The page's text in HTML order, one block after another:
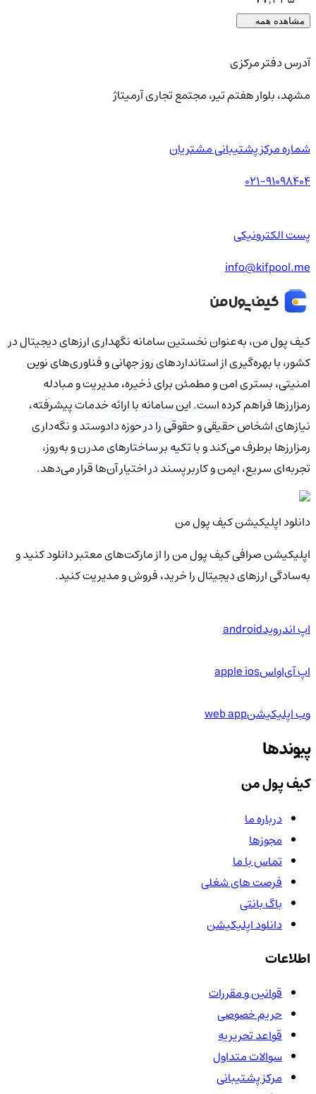
مشاهده همه
آدرس دفتر مرکزی
مشهد، بلوار هفتم تیر، مجتمع تجاری آرمیتاژ
شماره مرکز پشتیبانی مشتریان
021-91098404
پست الکترونیکی
info@kifpool.me
کیف‌ پول من، به‌عنوان نخستین سامانه نگهداری ارزهای دیجیتال در
کشور، با بهره‌گیری از استانداردهای روز جهانی و فناوری‌های نوین
امنیتی، بستری امن و مطمئن برای ذخیره، مدیریت و مبادله
رمزارزها فراهم کرده است. این سامانه با ارائه خدمات پیشرفته،
نیازهای اشخاص حقیقی و حقوقی را در حوزه دادوستد و نگه‌داری
رمزارزها برطرف می‌کند و با تکیه بر ساختارهای مدرن و به‌روز،
تجربه‌ای سریع، ایمن و کاربرپسند در اختیار آن‌ها قرار می‌دهد.
دانلود اپلیکیشن کیف‌ پول من
اپلیکیشن صرافی کیف پول من را از مارکت‌های معتبر دانلود کنید و
به‌سادگی ارزهای دیجیتال را خرید، فروش و مدیریت کنید.
اپ اندرویدandroid
اپ آی‌او‌اسapple ios
وب اپلیکیشنweb app
پیوندها
کیف پول من
درباره ما
مجوزها
تماس با ما
فرصت های شغلی
باگ بانتی
دانلود اپلیکیشن
اطلاعات
قوانین و مقررات
حریم خصوصی
قواعد تحریریه
سوالات متداول
مرکز پشتیبانی